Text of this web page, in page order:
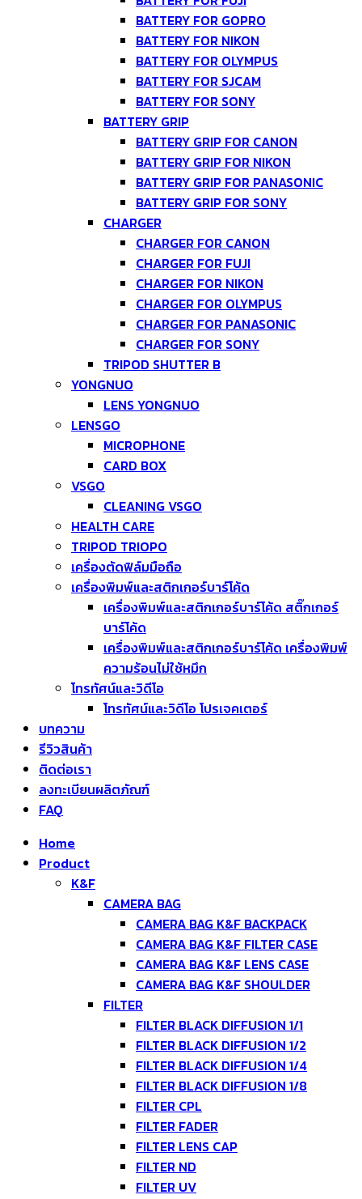
BATTERY FOR GOPRO
BATTERY FOR NIKON
BATTERY FOR OLYMPUS
BATTERY FOR SJCAM
BATTERY FOR SONY
BATTERY GRIP
BATTERY GRIP FOR CANON
BATTERY GRIP FOR NIKON
BATTERY GRIP FOR PANASONIC
BATTERY GRIP FOR SONY
CHARGER
CHARGER FOR CANON
CHARGER FOR FUJI
CHARGER FOR NIKON
CHARGER FOR OLYMPUS
CHARGER FOR PANASONIC
CHARGER FOR SONY
TRIPOD SHUTTER B
YONGNUO
LENS YONGNUO
LENSGO
MICROPHONE
CARD BOX
VSGO
CLEANING VSGO
HEALTH CARE
TRIPOD TRIOPO
เครื่องตัดฟิล์มมือถือ
เครื่องพิมพ์และสติกเกอร์บาร์โค้ด
เครื่องพิมพ์และสติกเกอร์บาร์โค้ด สติ๊กเกอร์
บาร์โค้ด
เครื่องพิมพ์และสติกเกอร์บาร์โค้ด เครื่องพิมพ์
ความร้อนไม่ใช้หมึก
โทรทัศน์และวิดีโอ
โทรทัศน์และวิดีโอ โปรเจคเตอร์
บทความ
รีวิวสินค้า
ติดต่อเรา
ลงทะเบียนผลิตภัณฑ์
FAQ
Home
Product
K&F
CAMERA BAG
CAMERA BAG K&F BACKPACK
CAMERA BAG K&F FILTER CASE
CAMERA BAG K&F LENS CASE
CAMERA BAG K&F SHOULDER
FILTER
FILTER BLACK DIFFUSION 1/1
FILTER BLACK DIFFUSION 1/2
FILTER BLACK DIFFUSION 1/4
FILTER BLACK DIFFUSION 1/8
FILTER CPL
FILTER FADER
FILTER LENS CAP
FILTER ND
FILTER UV